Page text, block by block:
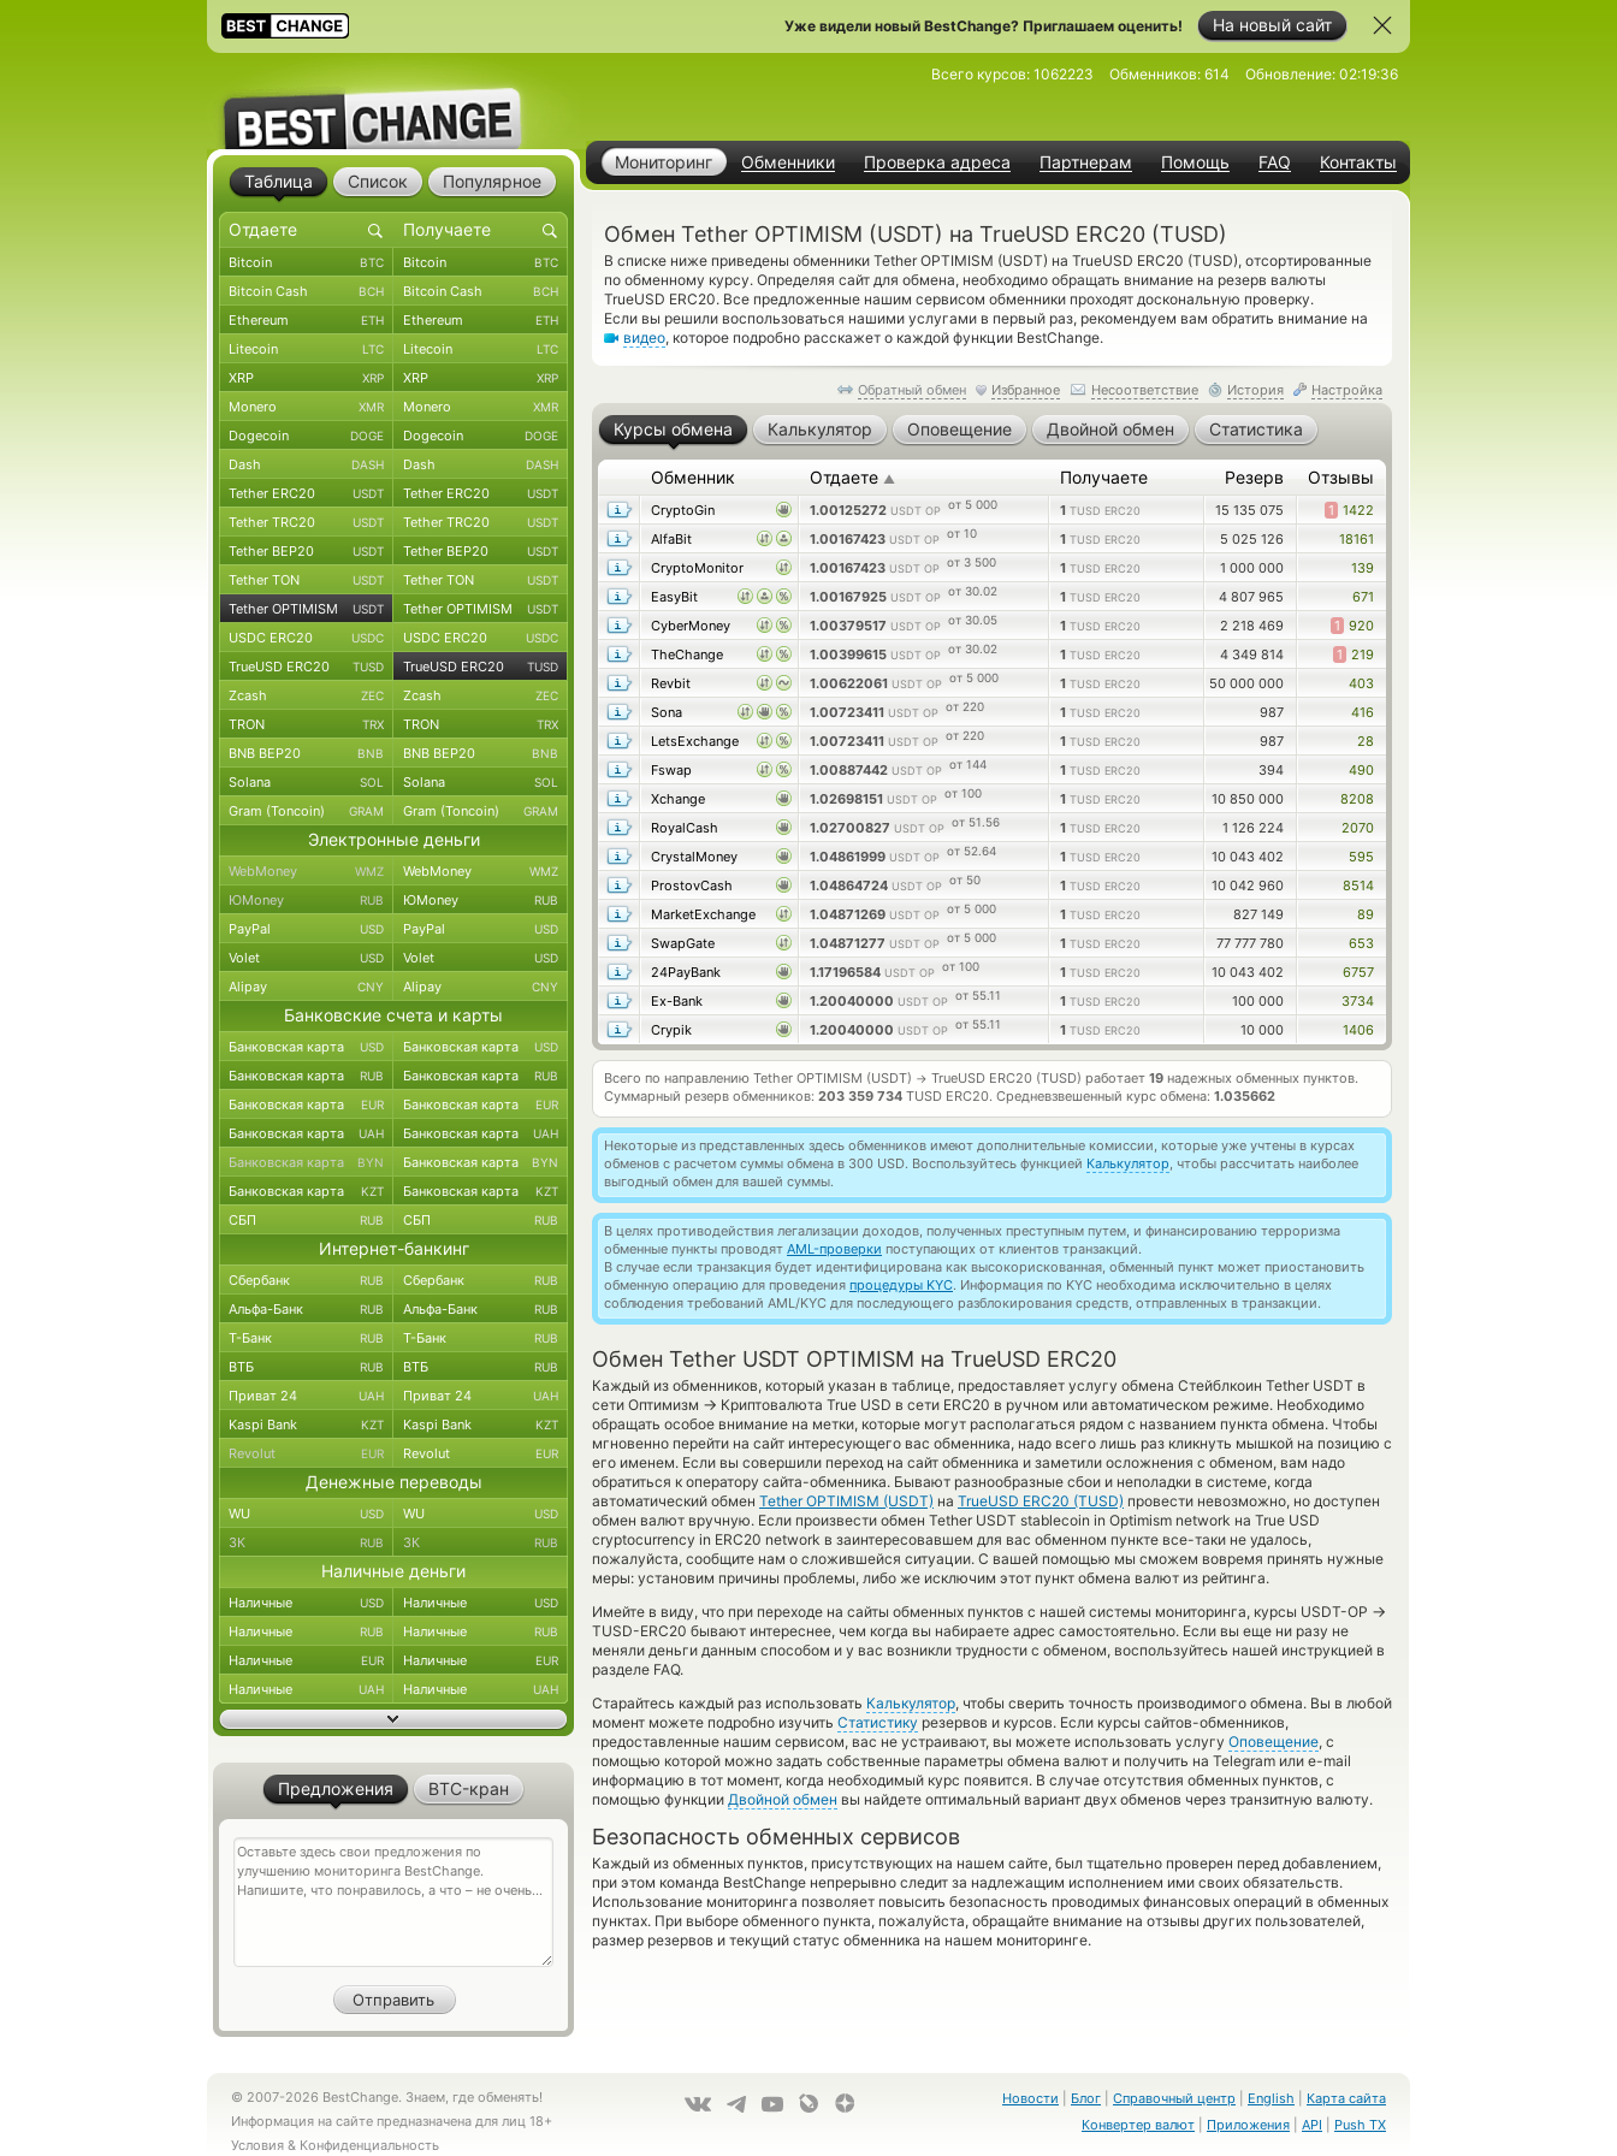
На новый сайт
Уже видели новый BestChange? Приглашаем оценить!
Мониторинг Обменники Проверка адреса Партнерам Помощь FAQ Контакты
Всего курсов: 1062223 Обменников: 614 Обновление: 02:19:36
Обмен Tether OPTIMISM (USDT) на TrueUSD ERC20 (TUSD)
В списке ниже приведены обменники Tether OPTIMISM (USDT) на TrueUSD ERC20 (TUSD), отсортированные
по обменному курсу. Определяя сайт для обмена, необходимо обращать внимание на резерв валюты
TrueUSD ERC20. Все предложенные нашим сервисом обменники проходят доскональную проверку.
Если вы решили воспользоваться нашими услугами в первый раз, рекомендуем вам обратить внимание на
видео, которое подробно расскажет о каждой функции BestChange.
Обратный обмен Избранное Несоответствие История Настройка
Курсы обмена Калькулятор Оповещение Двойной обмен Статистика
Обменник Отдаете ▲ Получаете Резерв Отзывы
CryptoGin 1.00125272 USDT OP от 5 000 1 TUSD ERC20 15 135 075 1 1422
AlfaBit
1.00167423 USDT OP от 10 1 TUSD ERC20 5 025 126
18161
CryptoMonitor
1.00167423 USDT OP от 3 500 1 TUSD ERC20 1 000 000
139
EasyBit
1.00167925 USDT OP от 30.02 1 TUSD ERC20 4 807 965
671
CyberMoney
1.00379517 USDT OP от 30.05 1 TUSD ERC20 2 218 469 1 920
TheChange
1.00399615 USDT OP от 30.02 1 TUSD ERC20 4 349 814 1 219
Revbit
1.00622061 USDT OP от 5 000 1 TUSD ERC20 50 000 000
403
Sona
1.00723411 USDT OP от 220 1 TUSD ERC20 987
416
LetsExchange
1.00723411 USDT OP от 220 1 TUSD ERC20 987
28
Fswap
1.00887442 USDT OP от 144 1 TUSD ERC20 394
490
Xchange
1.02698151 USDT OP от 100 1 TUSD ERC20 10 850 000
8208
RoyalCash
1.02700827 USDT OP от 51.56 1 TUSD ERC20 1 126 224
2070
CrystalMoney
1.04861999 USDT OP от 52.64 1 TUSD ERC20 10 043 402
595
ProstovCash
1.04864724 USDT OP от 50 1 TUSD ERC20 10 042 960
8514
MarketExchange
1.04871269 USDT OP от 5 000 1 TUSD ERC20 827 149
89
SwapGate
1.04871277 USDT OP от 5 000 1 TUSD ERC20 77 777 780
653
24PayBank
1.17196584 USDT OP от 100 1 TUSD ERC20 10 043 402
6757
Ex-Bank
1.20040000 USDT OP от 55.11 1 TUSD ERC20 100 000
3734
Crypik
1.20040000 USDT OP от 55.11 1 TUSD ERC20 10 000 1406
Всего по направлению Tether OPTIMISM (USDT) → TrueUSD ERC20 (TUSD) работает 19 надежных обменных пунктов.
Суммарный резерв обменников: 203 359 734 TUSD ERC20. Средневзвешенный курс обмена: 1.035662
Некоторые из представленных здесь обменников имеют дополнительные комиссии, которые уже учтены в курсах
обменов с расчетом суммы обмена в 300 USD. Воспользуйтесь функцией Калькулятор, чтобы рассчитать наиболее
выгодный обмен для вашей суммы.
В целях противодействия легализации доходов, полученных преступным путем, и финансированию терроризма
обменные пункты проводят AML-проверки поступающих от клиентов транзакций.
В случае если транзакция будет идентифицирована как высокорискованная, обменный пункт может приостановить
обменную операцию для проведения процедуры KYC. Информация по KYC необходима исключительно в целях
соблюдения требований AML/KYC для последующего разблокирования средств, отправленных в транзакции.
Обмен Tether USDT OPTIMISM на TrueUSD ERC20
Каждый из обменников, который указан в таблице, предоставляет услугу обмена Стейблкоин Tether USDT в
сети Оптимизм → Криптовалюта True USD в сети ERC20 в ручном или автоматическом режиме. Необходимо
обращать особое внимание на метки, которые могут располагаться рядом с названием пункта обмена. Чтобы
мгновенно перейти на сайт интересующего вас обменника, надо всего лишь раз кликнуть мышкой на позицию с
его именем. Если вы совершили переход на сайт обменника и заметили осложнения с обменом, вам надо
обратиться к оператору сайта-обменника. Бывают разнообразные сбои и неполадки в системе, когда
автоматический обмен Tether OPTIMISM (USDT) на TrueUSD ERC20 (TUSD) провести невозможно, но доступен
обмен валют вручную. Если произвести обмен Tether USDT stablecoin in Optimism network на True USD
cryptocurrency in ERC20 network в заинтересовавшем для вас обменном пункте все-таки не удалось,
пожалуйста, сообщите нам о сложившейся ситуации. С вашей помощью мы сможем вовремя принять нужные
меры: установим причины проблемы, либо же исключим этот пункт обмена валют из рейтинга.
Имейте в виду, что при переходе на сайты обменных пунктов с нашей системы мониторинга, курсы USDT-OP →
TUSD-ERC20 бывают интереснее, чем когда вы набираете адрес самостоятельно. Если вы еще ни разу не
меняли деньги данным способом и у вас возникли трудности с обменом, воспользуйтесь нашей инструкцией в
разделе FAQ.
Старайтесь каждый раз использовать Калькулятор, чтобы сверить точность производимого обмена. Вы в любой
момент можете подробно изучить Статистику резервов и курсов. Если курсы сайтов-обменников,
предоставленные нашим сервисом, вас не устраивают, вы можете использовать услугу Оповещение, с
помощью которой можно задать собственные параметры обмена валют и получить на Telegram или e-mail
информацию в тот момент, когда необходимый курс появится. В случае отсутствия обменных пунктов, с
помощью функции Двойной обмен вы найдете оптимальный вариант двух обменов через транзитную валюту.
Безопасность обменных сервисов
Каждый из обменных пунктов, присутствующих на нашем сайте, был тщательно проверен перед добавлением,
при этом команда BestChange непрерывно следит за надлежащим исполнением ими своих обязательств.
Использование мониторинга позволяет повысить безопасность проводимых финансовых операций в обменных
пунктах. При выборе обменного пункта, пожалуйста, обращайте внимание на отзывы других пользователей,
размер резервов и текущий статус обменника на нашем мониторинге.
Таблица Список Популярное
Bitcoin BTC Bitcoin BTC
Bitcoin Cash BCH Bitcoin Cash BCH
Ethereum ETH Ethereum ETH
Litecoin LTC Litecoin LTC
XRP XRP XRP XRP
Monero XMR Monero XMR
Dogecoin DOGE Dogecoin DOGE
Dash DASH Dash DASH
Tether ERC20 USDT Tether ERC20 USDT
Tether TRC20 USDT Tether TRC20 USDT
Tether BEP20 USDT Tether BEP20 USDT
Tether TON USDT Tether TON USDT
Tether OPTIMISM USDT Tether OPTIMISM USDT
USDC ERC20 USDC USDC ERC20 USDC
TrueUSD ERC20 TUSD TrueUSD ERC20 TUSD
Zcash ZEC Zcash ZEC
TRON TRX TRON TRX
BNB BEP20 BNB BNB BEP20 BNB
Solana SOL Solana SOL
Gram (Toncoin) GRAM Gram (Toncoin) GRAM
Электронные деньги
WebMoney WMZ WebMoney WMZ
ЮMoney RUB ЮMoney RUB
PayPal USD PayPal USD
Volet USD Volet USD
Alipay CNY Alipay CNY
Банковские счета и карты
Банковская карта USD Банковская карта USD
Банковская карта RUB Банковская карта RUB
Банковская карта EUR Банковская карта EUR
Банковская карта UAH Банковская карта UAH
Банковская карта BYN Банковская карта BYN
Банковская карта KZT Банковская карта KZT
СБП RUB СБП RUB
Интернет-банкинг
Сбербанк RUB Сбербанк RUB
Альфа-Банк RUB Альфа-Банк RUB
Т-Банк RUB Т-Банк RUB
ВТБ RUB ВТБ RUB
Приват 24 UAH Приват 24 UAH
Kaspi Bank KZT Kaspi Bank KZT
Revolut EUR Revolut EUR
Денежные переводы
WU USD WU USD
ЗК RUB ЗК RUB
Наличные деньги
Наличные USD Наличные USD
Наличные RUB Наличные RUB
Наличные EUR Наличные EUR
Наличные UAH Наличные UAH
Предложения BTC-кран
© 2007-2026 BestChange. Знаем, где обменять!
Информация на сайте предназначена для лиц 18+
Условия & Конфиденциальность
Новости Блог Справочный центр English
Карта сайта
Конвертер валют
Приложения API Push TX